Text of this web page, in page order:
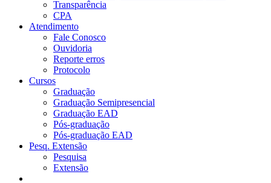
Transparência
CPA
Atendimento
Fale Conosco
Ouvidoria
Reporte erros
Protocolo
Cursos
Graduação
Graduação Semipresencial
Graduação EAD
Pós-graduação
Pós-graduação EAD
Pesq. Extensão
Pesquisa
Extensão